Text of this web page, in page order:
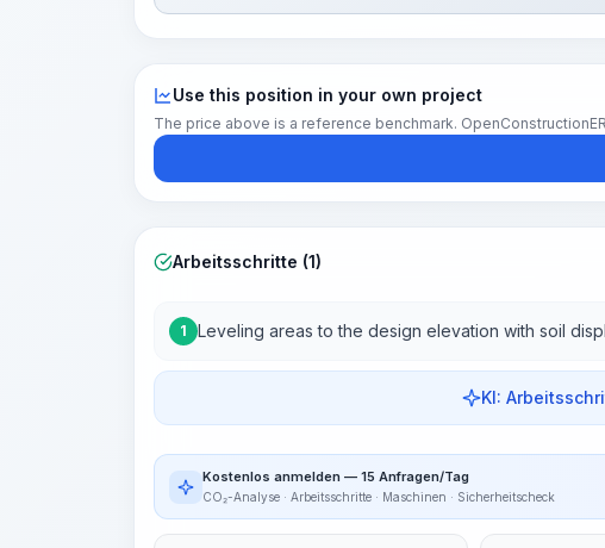
Use this position in your own project
The price above is a reference benchmark.
Arbeitsschritte (1)
1 Leveling areas to the design elevation with soil
KI:
Kostenlos anmelden — 15 Anfragen/Tag
CO₂-Analyse · Arbeitsschritte · Maschinen · Sicherheitscheck